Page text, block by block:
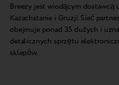
Breezy jest wiodącym dostawcą
Kazachstanie i Gruzji. Sieć
obejmuje ponad 35 dużych i
detalicznych sprzętu
sklepów.